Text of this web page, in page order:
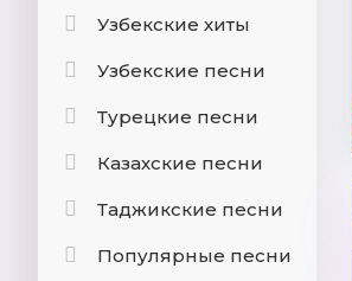
Узбекские хиты
Узбекские песни
Турецкие песни
Казахские песни
Таджикские песни
Популярные песни